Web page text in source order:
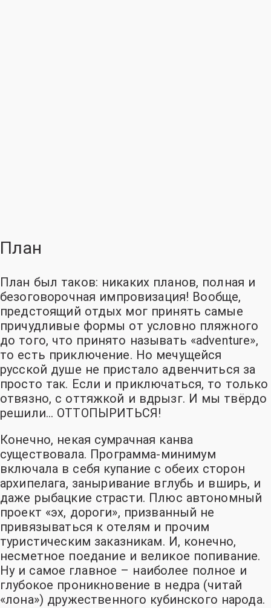
План
План был таков: никаких планов, полная и
безоговорочная импровизация! Вообще,
предстоящий отдых мог принять самые
причудливые формы от условно пляжного
до того, что принято называть «adventure»,
то есть приключение. Но мечущейся
русской душе не пристало адвенчиться за
просто так. Если и приключаться, то только
отвязно, с оттяжкой и вдрызг. И мы твёрдо
решили… ОТТОПЫРИТЬСЯ!
Конечно, некая сумрачная канва
существовала. Программа-минимум
включала в себя купание с обеих сторон
архипелага, заныривание вглубь и вширь, и
даже рыбацкие страсти. Плюс автономный
проект «эх, дороги», призванный не
привязываться к отелям и прочим
туристическим заказникам. И, конечно,
несметное поедание и великое попивание.
Ну и самое главное – наиболее полное и
глубокое проникновение в недра (читай
«лона») дружественного кубинского народа.